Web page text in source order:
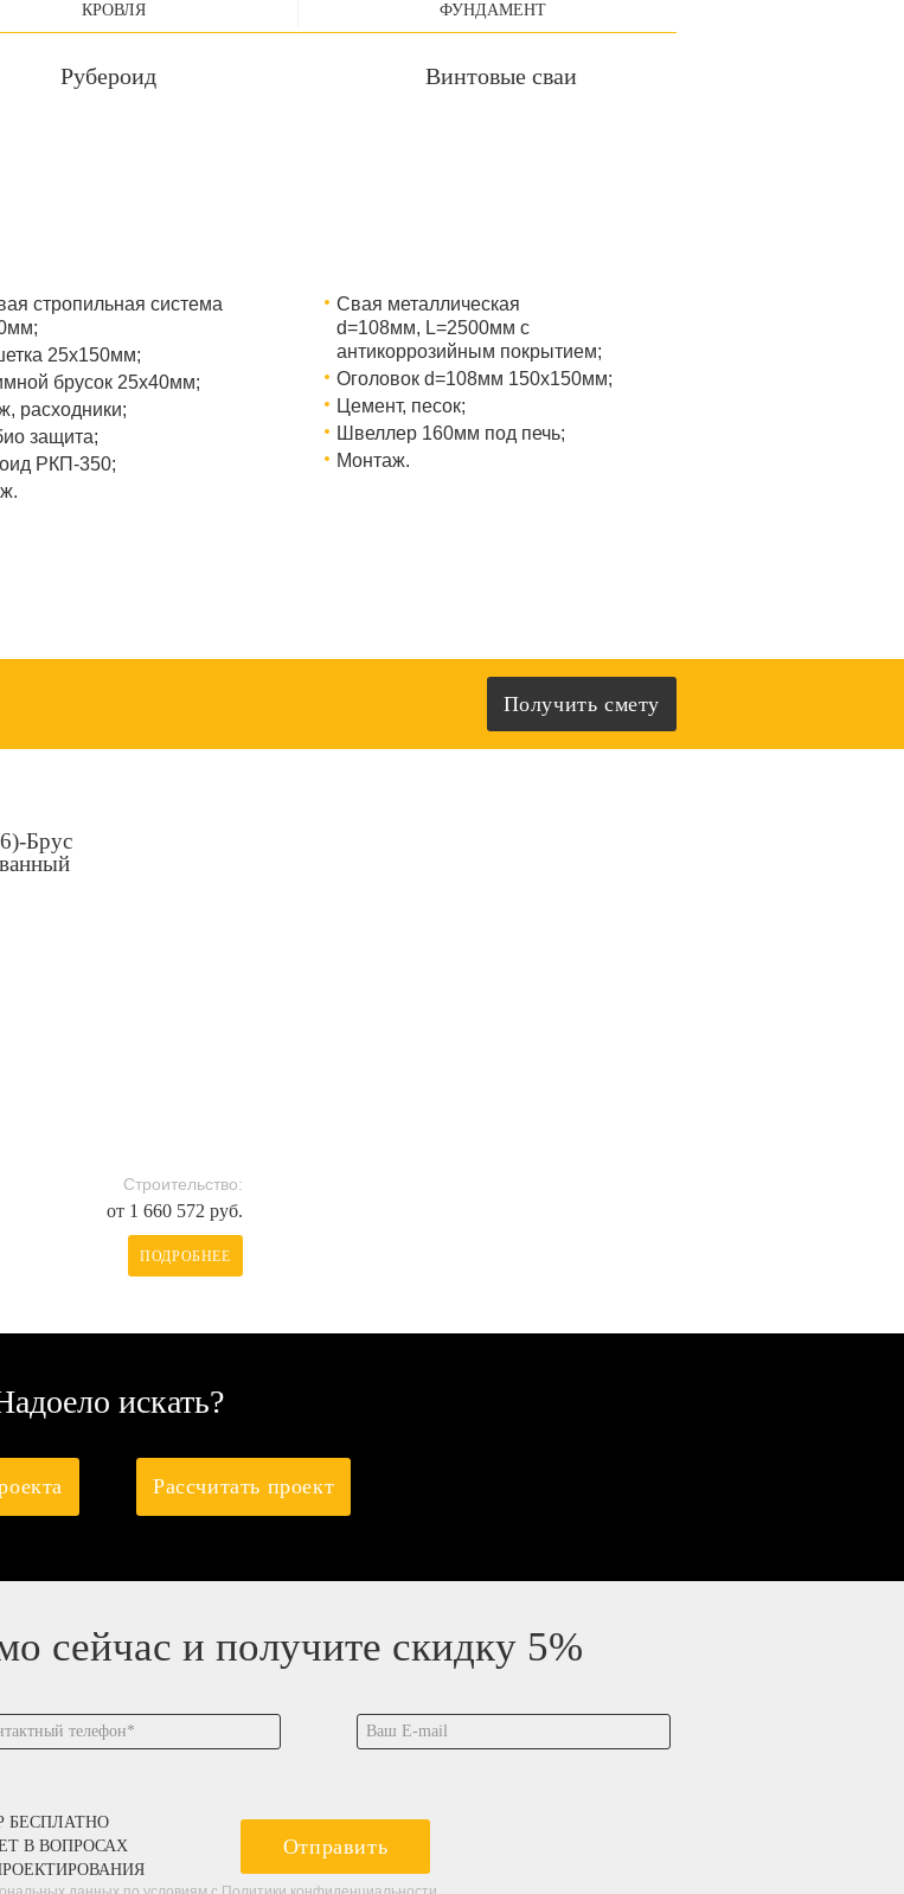
КРОВЛЯ ФУНДАМЕНТ
Рубероид
стропильная система
25х150мм;
брусок 25х40мм;
расходники;
защита;
РКП-350;
Винтовые сваи
Свая металлическая
d=108мм, L=2500мм с
антикоррозийным покрытием;
Оголовок d=108мм 150x150мм;
Цемент, песок;
Швеллер 160мм под печь;
Монтаж.
Получить смету
Брус
Строительство:
от 1 660 572 руб.
ПОДРОБНЕЕ
искать?
Рассчитать проект
сейчас и получите скидку 5%
В ВОПРОСАХ
Отправить